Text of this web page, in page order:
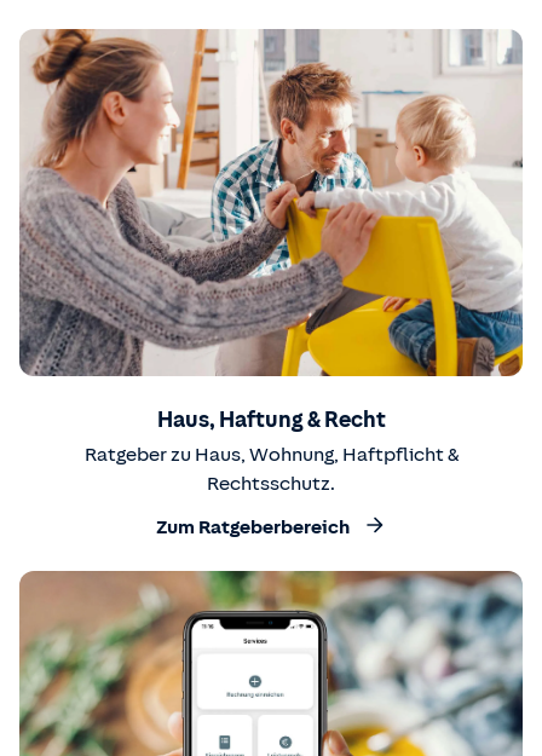
Haus, Haftung & Recht
Ratgeber zu Haus, Wohnung, Haftpflicht &
Rechtsschutz.
Zum Ratgeberbereich